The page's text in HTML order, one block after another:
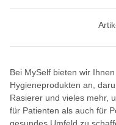
Bei MySelf bieten wir
Hygieneprodukten an,
Rasierer und vieles mehr,
für Patienten als auch für
gesundes Umfeld zu